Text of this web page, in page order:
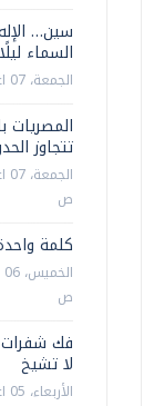
سين…
السماء ليلًا
الجمعة، 07 اغسطس 2026 01:00 م
المصريات
تتجاوز
ص
كلمة
ص
فك شفرات
لا تشيخ
الأربعاء، 05 اغسطس 2026 12:00 م